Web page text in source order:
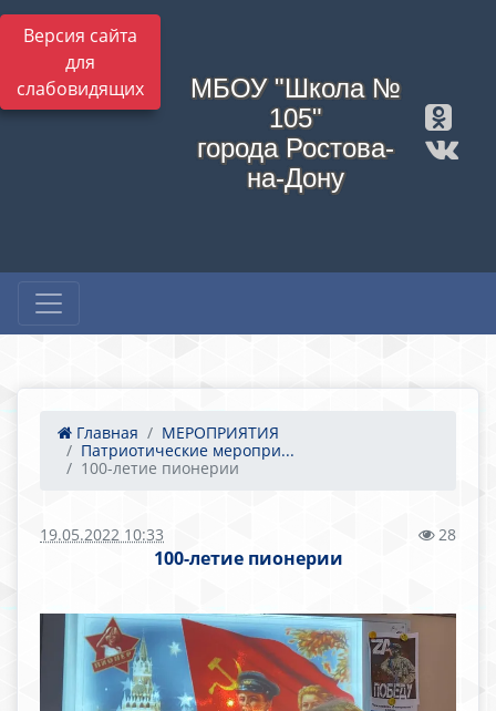
Версия сайта
для
слабовидящих
МБОУ "Школа №
105"
города Ростова-
на-Дону
Главная
МЕРОПРИЯТИЯ
Патриотические меропри...
100-летие пионерии
19.05.2022 10:33 28
100-летие пионерии